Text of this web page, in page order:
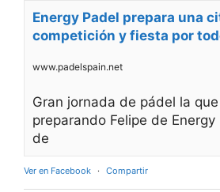
Energy Padel prepara una
competición y fiesta por
www.padelspain.net
Gran jornada de pádel la
preparando Felipe de
de
Ver en Facebook · Compartir